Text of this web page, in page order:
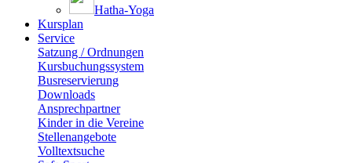
Hatha-Yoga
Kursplan
Service
Satzung / Ordnungen
Kursbuchungssystem
Busreservierung
Downloads
Ansprechpartner
Kinder in die Vereine
Stellenangebote
Volltextsuche